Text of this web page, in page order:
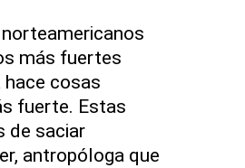
más fuertes
cosas
fuerte. Estas
de saciar
antropóloga que